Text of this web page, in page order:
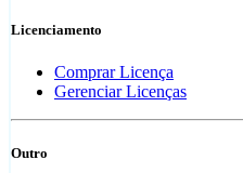
Licenciamento
Comprar Licença
Gerenciar Licenças
Outro